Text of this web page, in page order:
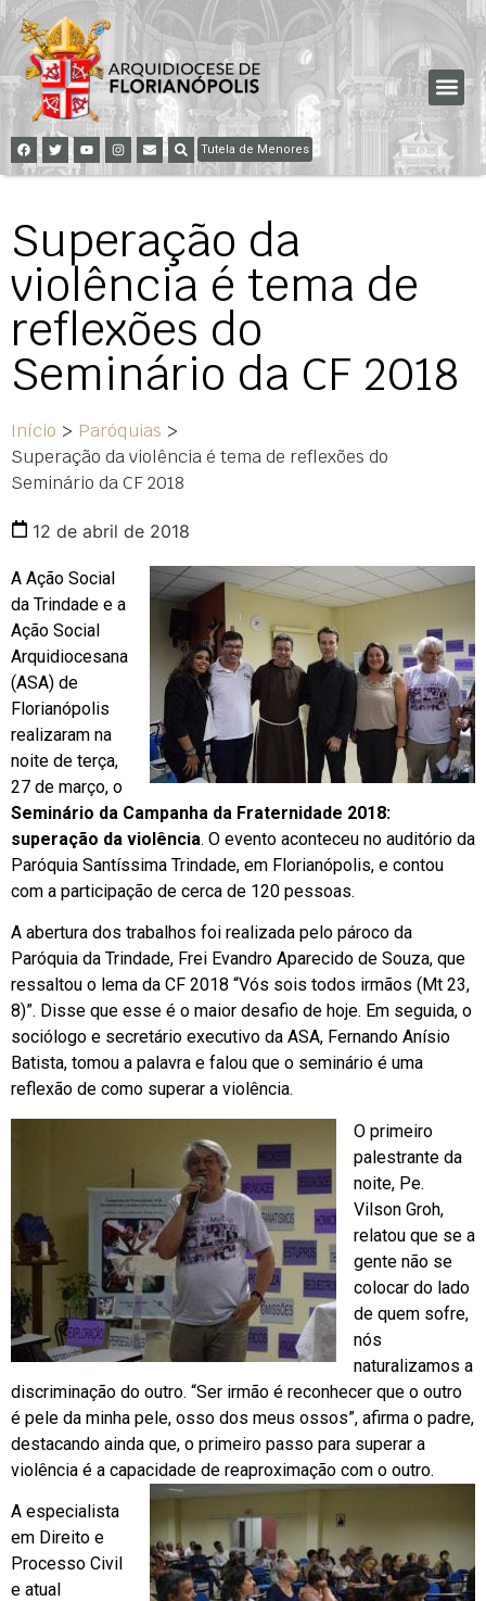
Tutela de Menores
Superação da
violência é tema de
reflexões do
Seminário da CF 2018
Início > Paróquias >
Superação da violência é tema de reflexões do
Seminário da CF 2018
12 de abril de 2018
A Ação Social
da Trindade e a
Ação Social
Arquidiocesana
(ASA) de
Florianópolis
realizaram na
noite de terça,
27 de março, o
Seminário da Campanha da Fraternidade 2018:
superação da violência. O evento aconteceu no auditório da
Paróquia Santíssima Trindade, em Florianópolis, e contou
com a participação de cerca de 120 pessoas.
A abertura dos trabalhos foi realizada pelo pároco da
Paróquia da Trindade, Frei Evandro Aparecido de Souza, que
ressaltou o lema da CF 2018 “Vós sois todos irmãos (Mt 23,
8)”. Disse que esse é o maior desafio de hoje. Em seguida, o
sociólogo e secretário executivo da ASA, Fernando Anísio
Batista, tomou a palavra e falou que o seminário é uma
reflexão de como superar a violência.
O primeiro
palestrante da
noite, Pe.
Vilson Groh,
relatou que se a
gente não se
colocar do lado
de quem sofre,
nós
naturalizamos a
discriminação do outro. “Ser irmão é reconhecer que o outro
é pele da minha pele, osso dos meus ossos”, afirma o padre,
destacando ainda que, o primeiro passo para superar a
violência é a capacidade de reaproximação com o outro.
A especialista
em Direito e
Processo Civil
e atual